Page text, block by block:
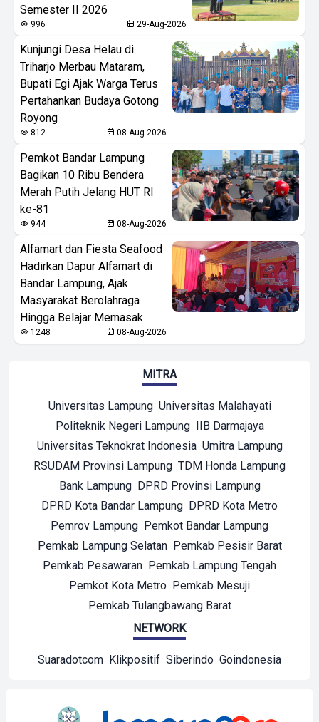
Semester II 2026
996 29-Aug-2026
Kunjungi Desa Helau di
Triharjo Merbau Mataram,
Bupati Egi Ajak Warga Terus
Pertahankan Budaya Gotong
Royong
812 08-Aug-2026
Pemkot Bandar Lampung
Bagikan 10 Ribu Bendera
Merah Putih Jelang HUT RI
ke-81
944 08-Aug-2026
Alfamart dan Fiesta Seafood
Hadirkan Dapur Alfamart di
Bandar Lampung, Ajak
Masyarakat Berolahraga
Hingga Belajar Memasak
1248 08-Aug-2026
MITRA
Universitas Lampung Universitas Malahayati
Politeknik Negeri Lampung IIB Darmajaya
Universitas Teknokrat Indonesia Umitra Lampung
RSUDAM Provinsi Lampung TDM Honda Lampung
Bank Lampung DPRD Provinsi Lampung
DPRD Kota Bandar Lampung DPRD Kota Metro
Pemrov Lampung Pemkot Bandar Lampung
Pemkab Lampung Selatan Pemkab Pesisir Barat
Pemkab Pesawaran Pemkab Lampung Tengah
Pemkot Kota Metro Pemkab Mesuji
Pemkab Tulangbawang Barat
NETWORK
Suaradotcom Klikpositif Siberindo Goindonesia